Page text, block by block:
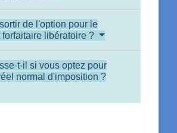
de l'option pour le
forfaitaire libératoire ?
t-il si vous optez pour
normal d'imposition ?